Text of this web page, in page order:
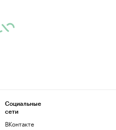
Социальные
сети
ВКонтакте